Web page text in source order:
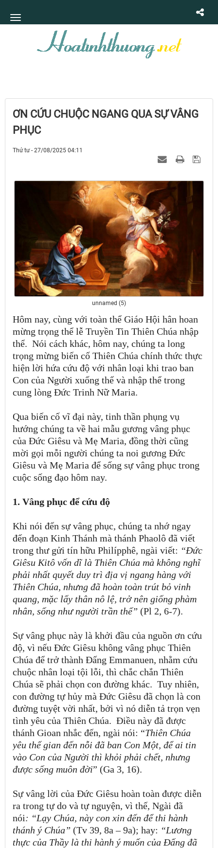
ƠN CỨU CHUỘC NGANG QUA SỰ VÂNG
PHỤC
Thứ tư - 27/08/2025 04:11
unnamed (5)
Hôm nay, cùng với toàn thể Giáo Hội hân hoan
mừng trọng thể lễ Truyền Tin Thiên Chúa nhập
thể. Nói cách khác, hôm nay, chúng ta long
trọng mừng biến cố Thiên Chúa chính thức thực
hiện lời hứa cứu độ với nhân loại khi trao ban
Con của Người xuống thế và nhập thể trong
cung lòng Đức Trinh Nữ Maria.
Qua biến cố vĩ đại này, tinh thần phụng vụ
hướng chúng ta về hai mẫu gương vâng phục
của Đức Giêsu và Mẹ Maria, đồng thời cũng
mời gọi mỗi người chúng ta noi gương Đức
Giêsu và Mẹ Maria để sống sự vâng phục trong
cuộc sống đạo hôm nay.
1. Vâng phục để cứu độ
Khi nói đến sự vâng phục, chúng ta nhớ ngay
đến đoạn Kinh Thánh mà thánh Phaolô đã viết
trong thư gửi tín hữu Philípphê, ngài viết: “Đức
Giêsu Kitô vốn dĩ là Thiên Chúa mà không nghĩ
phải nhất quyết duy trì địa vị ngang hàng với
Thiên Chúa, nhưng đã hoàn toàn trút bỏ vinh
quang, mặc lấy thân nô lệ, trở nên giống phàm
nhân, sống như người trần thế” (Pl 2, 6-7).
Sự vâng phục này là khởi đầu của nguồn ơn cứu
độ, vì nếu Đức Giêsu không vâng phục Thiên
Chúa để trở thành Đấng Emmanuen, nhằm cứu
chuộc nhân loại tội lỗi, thì chắc chắn Thiên
Chúa sẽ phải chọn con đường khác. Tuy nhiên,
con đường tự hủy mà Đức Giêsu đã chọn là con
đường tuyệt vời nhất, bởi vì nó diễn tả trọn vẹn
tình yêu của Thiên Chúa. Điều này đã được
thánh Gioan nhắc đến, ngài nói: “Thiên Chúa
yêu thế gian đến nỗi đã ban Con Một, để ai tin
vào Con của Người thì khỏi phải chết, nhưng
được sống muôn đời” (Ga 3, 16).
Sự vâng lời của Đức Giêsu hoàn toàn được diễn
ra trong tự do và tự nguyện, vì thế, Ngài đã
nói: “Lạy Chúa, này con xin đến để thi hành
thánh ý Chúa” (Tv 39, 8a – 9a); hay: “Lương
thực của Thầy là thi hành ý muốn của Đấng đã